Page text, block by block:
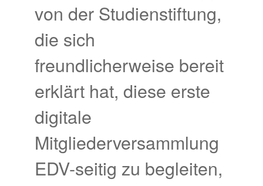
von der Studienstiftung,
die sich
freundlicherweise bereit
erklärt hat, diese erste
digitale
Mitgliederversammlung
EDV-seitig zu begleiten,